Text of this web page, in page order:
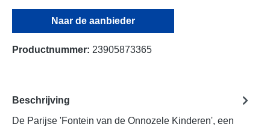
Naar de aanbieder
Productnummer: 23905873365
Beschrijving
De Parijse 'Fontein van de Onnozele Kinderen', een